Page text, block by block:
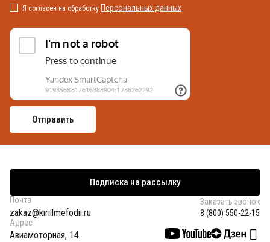
Я согласен на обработку Персональных данных
Подписка на рассылку
Почта
zakaz@kirillmefodii.ru
Заказать звонок
8 (800) 550-22-15
Адрес
Авиамоторная, 14